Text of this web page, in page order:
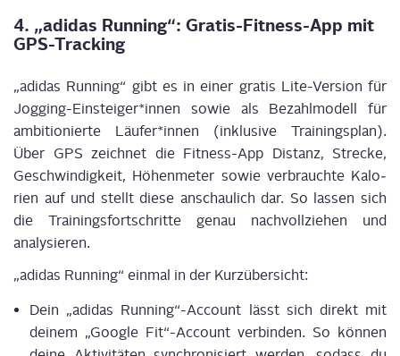
4. „adi­das Run­ning“: Gra­tis-Fit­ness-App mit
GPS-Tracking
„adi­das Run­ning“ gibt es in einer gra­tis Lite-Ver­si­on für
Jogging-Einsteiger*innen sowie als Bezahl­mo­dell für
ambi­tio­nier­te Läu­fer*innen (inklu­si­ve Trai­nings­plan).
Über GPS zeich­net die Fit­ness-App Distanz, Stre­cke,
Geschwin­dig­keit, Höhen­me­ter sowie ver­brauch­te Kalo­
rien auf und stellt die­se anschau­lich dar. So las­sen sich
die Trai­nings­fort­schrit­te genau nach­voll­zie­hen und
analysieren.
„adi­das Run­ning“ ein­mal in der Kurzübersicht:
Dein „adi­das Running“-Account lässt sich direkt mit
dei­nem „Goog­le Fit“-Account ver­bin­den. So kön­nen